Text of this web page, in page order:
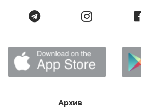
Архив